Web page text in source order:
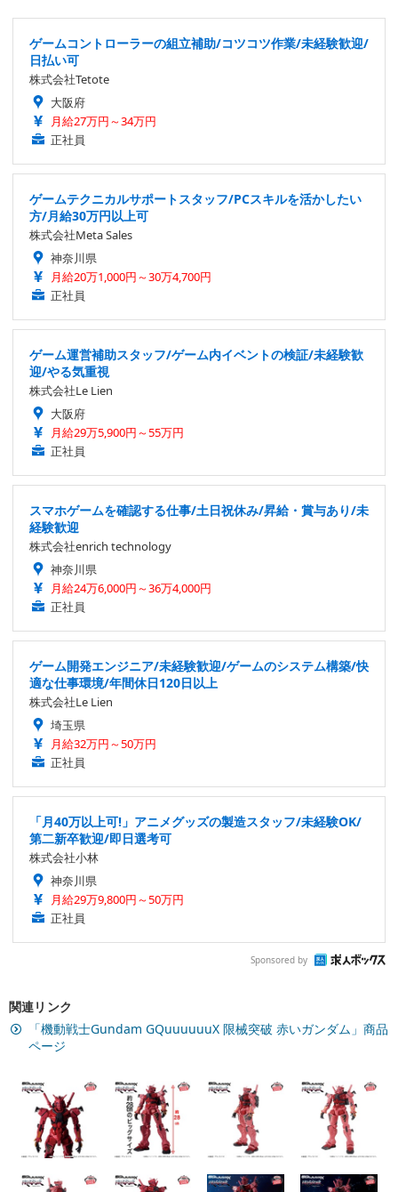
ゲームコントローラーの組立補助/コツコツ作業/未経験歓迎/
日払い可
株式会社Tetote
大阪府
月給27万円～34万円
正社員
ゲームテクニカルサポートスタッフ/PCスキルを活かしたい
方/月給30万円以上可
株式会社Meta Sales
神奈川県
月給20万1,000円～30万4,700円
正社員
ゲーム運営補助スタッフ/ゲーム内イベントの検証/未経験歓
迎/やる気重視
株式会社Le Lien
大阪府
月給29万5,900円～55万円
正社員
スマホゲームを確認する仕事/土日祝休み/昇給・賞与あり/未
経験歓迎
株式会社enrich technology
神奈川県
月給24万6,000円～36万4,000円
正社員
ゲーム開発エンジニア/未経験歓迎/ゲームのシステム構築/快
適な仕事環境/年間休日120日以上
株式会社Le Lien
埼玉県
月給32万円～50万円
正社員
「月40万以上可!」アニメグッズの製造スタッフ/未経験OK/
第二新卒歓迎/即日選考可
株式会社小林
神奈川県
月給29万9,800円～50万円
正社員
Sponsored by
関連リンク
「機動戦士Gundam GQuuuuuuX 限械突破 赤いガンダム」商品
ページ